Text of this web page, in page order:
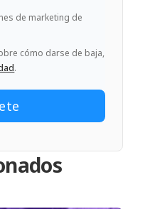
de marketing de
cómo darse de baja,
.